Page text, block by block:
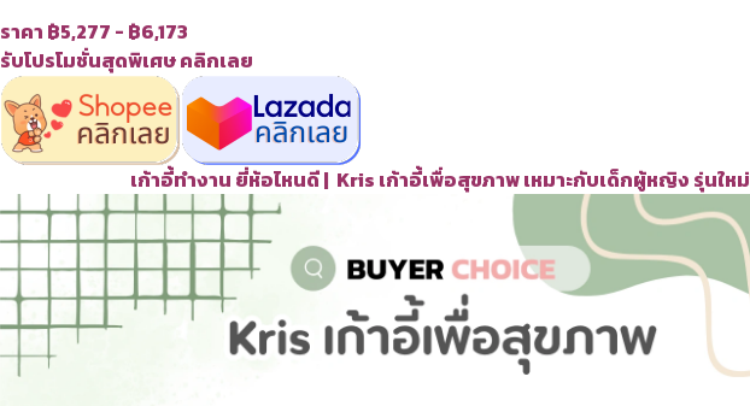
ราคา ฿5,277 - ฿6,173
รับโปรโมชั่นสุดพิเศษ คลิกเลย
เก้าอี้ทำงาน ยี่ห้อไหนดี | Kris เก้าอี้เพื่อสุขภาพ เหมาะกับเด็กผู้หญิง รุ่นใหม่